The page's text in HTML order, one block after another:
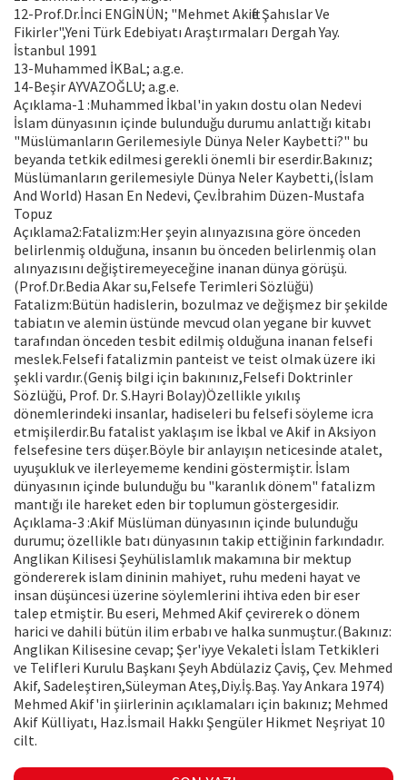
12-Prof.Dr.İnci ENGİNÜN; "Mehmet Akifte Şahıslar Ve
Fikirler",Yeni Türk Edebiyatı Araştırmaları Dergah Yay.
İstanbul 1991
13-Muhammed İKBaL; a.g.e.
14-Beşir AYVAZOĞLU; a.g.e.
Açıklama-1 :Muhammed İkbal'in yakın dostu olan Nedevi
İslam dünyasının içinde bulunduğu durumu anlattığı kitabı
"Müslümanların Gerilemesiyle Dünya Neler Kaybetti?" bu
beyanda tetkik edilmesi gerekli önemli bir eserdir.Bakınız;
Müslümanların gerilemesiyle Dünya Neler Kaybetti,(İslam
And World) Hasan En Nedevi, Çev.İbrahim Düzen-Mustafa
Topuz
Açıklama2:Fatalizm:Her şeyin alınyazısına göre önceden
belirlenmiş olduğuna, insanın bu önceden belirlenmiş olan
alınyazısını değiştiremeyeceğine inanan dünya görüşü.
(Prof.Dr.Bedia Akar su,Felsefe Terimleri Sözlüğü)
Fatalizm:Bütün hadislerin, bozulmaz ve değişmez bir şekilde
tabiatın ve alemin üstünde mevcud olan yegane bir kuvvet
tarafından önceden tesbit edilmiş olduğuna inanan felsefi
meslek.Felsefi fatalizmin panteist ve teist olmak üzere iki
şekli vardır.(Geniş bilgi için bakınınız,Felsefi Doktrinler
Sözlüğü, Prof. Dr. S.Hayri Bolay)Özellikle yıkılış
dönemlerindeki insanlar, hadiseleri bu felsefi söyleme icra
etmişilerdir.Bu fatalist yaklaşım ise İkbal ve Akif in Aksiyon
felsefesine ters düşer.Böyle bir anlayışın neticesinde atalet,
uyuşukluk ve ilerleyememe kendini göstermiştir. İslam
dünyasının içinde bulunduğu bu "karanlık dönem" fatalizm
mantığı ile hareket eden bir toplumun göstergesidir.
Açıklama-3 :Akif Müslüman dünyasının içinde bulunduğu
durumu; özellikle batı dünyasının takip ettiğinin farkındadır.
Anglikan Kilisesi Şeyhülislamlık makamına bir mektup
göndererek islam dininin mahiyet, ruhu medeni hayat ve
insan düşüncesi üzerine söylemlerini ihtiva eden bir eser
talep etmiştir. Bu eseri, Mehmed Akif çevirerek o dönem
harici ve dahili bütün ilim erbabı ve halka sunmuştur.(Bakınız:
Anglikan Kilisesine cevap; Şer'iyye Vekaleti İslam Tetkikleri
ve Telifleri Kurulu Başkanı Şeyh Abdülaziz Çaviş, Çev. Mehmed
Akif, Sadeleştiren,Süleyman Ateş,Diy.İş.Baş. Yay Ankara 1974)
Mehmed Akif'in şiirlerinin açıklamaları için bakınız; Mehmed
Akif Külliyatı, Haz.İsmail Hakkı Şengüler Hikmet Neşriyat 10
cilt.